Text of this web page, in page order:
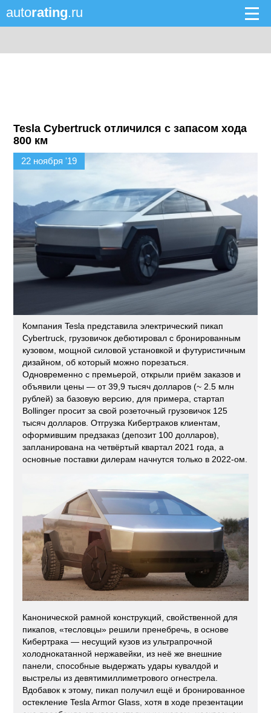
autorating.ru
Tesla Cybertruck отличился с запасом хода
800 км
22 ноября '19
Компания Tesla представила электрический пикап
Cybertruck, грузовичок дебютировал с бронированным
кузовом, мощной силовой установкой и футуристичным
дизайном, об который можно порезаться.
Одновременно с премьерой, открыли приём заказов и
объявили цены — от 39,9 тысяч долларов (~ 2.5 млн
рублей) за базовую версию, для примера, стартап
Bollinger просит за свой розеточный грузовичок 125
тысяч долларов. Отгрузка Кибертраков клиентам,
оформившим предзаказ (депозит 100 долларов),
запланирована на четвёртый квартал 2021 года, а
основные поставки дилерам начнутся только в 2022-ом.
Канонической рамной конструкций, свойственной для
пикапов, «тесловцы» решили пренебречь, в основе
Кибертрака — несущий кузов из ультрапрочной
холоднокатанной нержавейки, из неё же внешние
панели, способные выдержать удары кувалдой и
выстрелы из девятимиллиметрового огнестрела.
Вдобавок к этому, пикап получил ещё и бронированное
остекление Tesla Armor Glass, хотя в ходе презентации